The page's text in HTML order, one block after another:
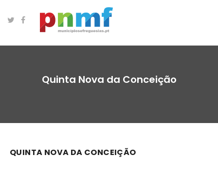
Quinta Nova da Conceição
QUINTA NOVA DA CONCEIÇÃO